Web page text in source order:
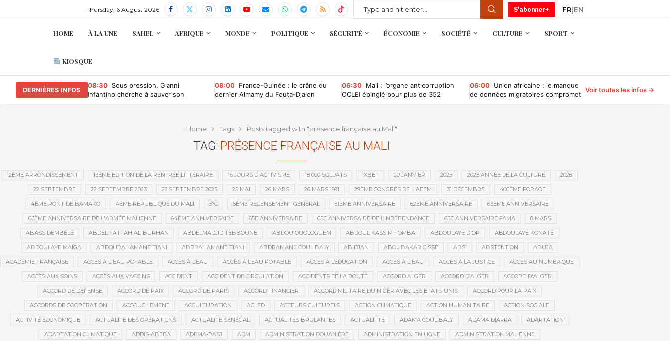
Thursday, 6 August 2026 S'abonner+ FR|EN
HOME À LA UNE SAHEL AFRIQUE MONDE POLITIQUE SÉCURITÉ ÉCONOMIE SOCIÉTÉ CULTURE SPORT
KIOSQUE
DERNIÈRES INFOS
08:30 Sous pression, Gianni
Infantino cherche à sauver son
08:00 France-Guinée : le crâne du
dernier Almamy du Fouta-Djalon
06:30 Mali : l’organe anticorruption
OCLEI épinglé pour plus de 352
06:00 Union africaine : le manque
de données migratoires compromet
Voir toutes les infos →
Home Tags Posts tagged with "présence française au Mali"
TAG: PRÉSENCE FRANÇAISE AU MALI
12ÈME ARRONDISSEMENT 13ÈME ÉDITION DE LA RENTRÉE LITTÉRAIRE 16 JOURS D'ACTIVISME 18 000 SOLDATS 1XBET 20 JANVIER 2025 2025 ANNÉE DE LA CULTURE 2026
22 SEPTEMBRE 22 SEPTEMBRE 2023 22 SEPTEMBRE 2025 25 MAI 26 MARS 26 MARS 1991 29ÈME CONGRÈS DE L'AEEM 31 DÉCEMBRE 400ÈME FORAGE
4ÈME PONT DE BAMAKO 4ÈME RÉPUBLIQUE DU MALI 5°C 5ÈME RECENSEMENT GÉNÉRAL 61ÈME ANNIVERSAIRE 62ÈME ANNIVERSAIRE 63ÈME ANNIVERSAIRE
63ÈME ANNIVERSAIRE DE L'ARMÉE MALIENNE 64ÈME ANNIVERSAIRE 65E ANNIVERSAIRE 65E ANNIVERSAIRE DE L’INDÉPENDANCE 65E ANNIVERSAIRE FAMA 8 MARS
ABASS DEMBÉLÉ ABDEL FATTAH AL-BURHAN ABDELMADJID TEBBOUNE ABDOU OUOLOGUEM ABDOUL KASSIM FOMBA ABDOULAYE DIOP ABDOULAYE KONATÉ
ABDOULAYE MAÏGA ABDOURAHAMANE TIANI ABDRAHAMANE TIANI ABDRAMANE COULIBALY ABIDJAN ABOUBAKAR CISSÉ ABSI ABSTENTION ABUJA
ACADÉMIE FRANÇAISE ACCÈS À L'EAU POTABLE ACCÈS À L’EAU ACCÈS À L’EAU POTABLE ACCÈS À L’ÉDUCATION ACCÈS À L'EAU ACCÈS À LA JUSTICE ACCÈS AU NUMÉRIQUE
ACCÈS AUX SOINS ACCÈS AUX VACCINS ACCIDENT ACCIDENT DE CIRCULATION ACCIDENTS DE LA ROUTE ACCORD ALGER ACCORD D’ALGER ACCORD D'ALGER
ACCORD DE DÉFENSE ACCORD DE PAIX ACCORD DE PARIS ACCORD FINANCIER ACCORD MILITAIRE DU NIGER AVEC LES ETATS-UNIS ACCORD POUR LA PAIX
ACCORDS DE COOPÉRATION ACCOUCHEMENT ACCULTURATION ACLED ACTEURS CULTURELS ACTION CLIMATIQUE ACTION HUMANITAIRE ACTION SOCIALE
ACTIVITÉ ÉCONOMIQUE ACTUALITÉ DES OPÉRATIONS ACTUALITÉ SÉNÉGAL ACTUALITÉS BRULANTES ACTUALITTÉ ADAMA COULIBALY ADAMA DIARRA ADAPTATION
ADAPTATION CLIMATIQUE ADDIS-ABEBA ADEMA-PASJ ADM ADMINISTRATION DOUANIÈRE ADMINISTRATION EN LIGNE ADMINISTRATION MALIENNE